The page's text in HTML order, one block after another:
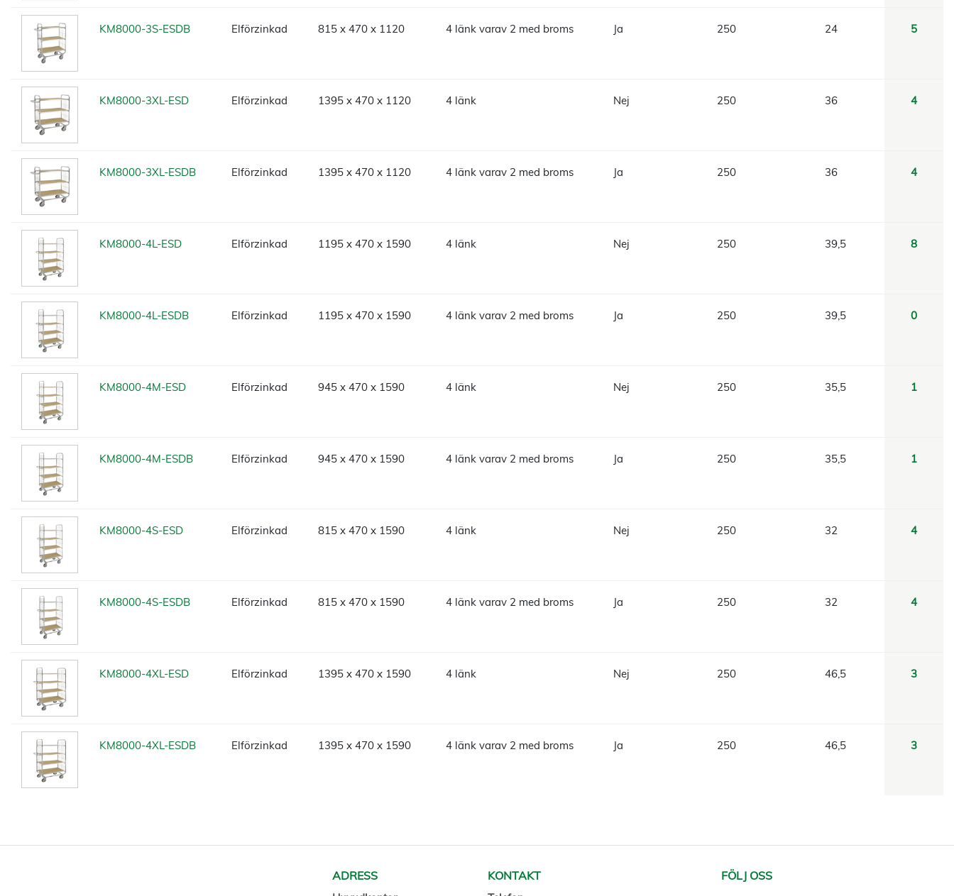
KM8000-3S-ESDB Elförzinkad 815 x 470 x 1120 4 länk varav 2 med broms Ja 250 24 5
KM8000-3XL-ESD Elförzinkad 1395 x 470 x 1120 4 länk Nej 250 36 4
KM8000-3XL-ESDB Elförzinkad 1395 x 470 x 1120 4 länk varav 2 med broms Ja 250 36 4
KM8000-4L-ESD Elförzinkad 1195 x 470 x 1590 4 länk Nej 250 39,5 8
KM8000-4L-ESDB Elförzinkad 1195 x 470 x 1590 4 länk varav 2 med broms Ja 250 39,5 0
KM8000-4M-ESD Elförzinkad 945 x 470 x 1590 4 länk Nej 250 35,5 1
KM8000-4M-ESDB Elförzinkad 945 x 470 x 1590 4 länk varav 2 med broms Ja 250 35,5 1
KM8000-4S-ESD Elförzinkad 815 x 470 x 1590 4 länk Nej 250 32 4
KM8000-4S-ESDB Elförzinkad 815 x 470 x 1590 4 länk varav 2 med broms Ja 250 32 4
KM8000-4XL-ESD Elförzinkad 1395 x 470 x 1590 4 länk Nej 250 46,5 3
KM8000-4XL-ESDB Elförzinkad 1395 x 470 x 1590 4 länk varav 2 med broms Ja 250 46,5 3
ADRESS KONTAKT FÖLJ OSS